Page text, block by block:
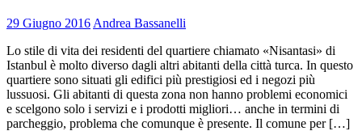
29 Giugno 2016 Andrea Bassanelli
Lo stile di vita dei residenti del quartiere chiamato «Nisantasi» di
Istanbul è molto diverso dagli altri abitanti della città turca. In questo
quartiere sono situati gli edifici più prestigiosi ed i negozi più
lussuosi. Gli abitanti di questa zona non hanno problemi economici
e scelgono solo i servizi e i prodotti migliori… anche in termini di
parcheggio, problema che comunque è presente. Il comune per […]